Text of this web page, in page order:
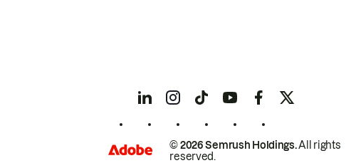
© 2026 Semrush Holdings.All rights
reserved.